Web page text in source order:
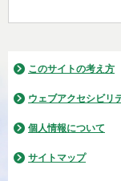
このサイトの考え方
ウェブアクセシビリ
個人情報について
サイトマップ